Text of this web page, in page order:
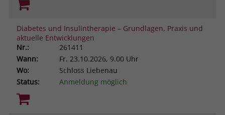
Diabetes und Insulintherapie – Grundlagen, Praxis und
aktuelle Entwicklungen
Nr.:
261411
Wann:
Fr. 23.10.2026, 9.00 Uhr
Wo:
Schloss Liebenau
Status:
Anmeldung möglich